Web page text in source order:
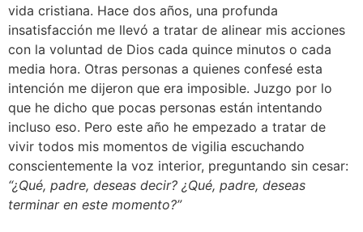
vida cristiana. Hace dos años, una profunda
insatisfacción me llevó a tratar de alinear mis acciones
con la voluntad de Dios cada quince minutos o cada
media hora. Otras personas a quienes confesé esta
intención me dijeron que era imposible. Juzgo por lo
que he dicho que pocas personas están intentando
incluso eso. Pero este año he empezado a tratar de
vivir todos mis momentos de vigilia escuchando
“¿Qué, padre, deseas decir? ¿Qué, padre, deseas
terminar en este momento?”